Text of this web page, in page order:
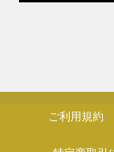
ご利用規約